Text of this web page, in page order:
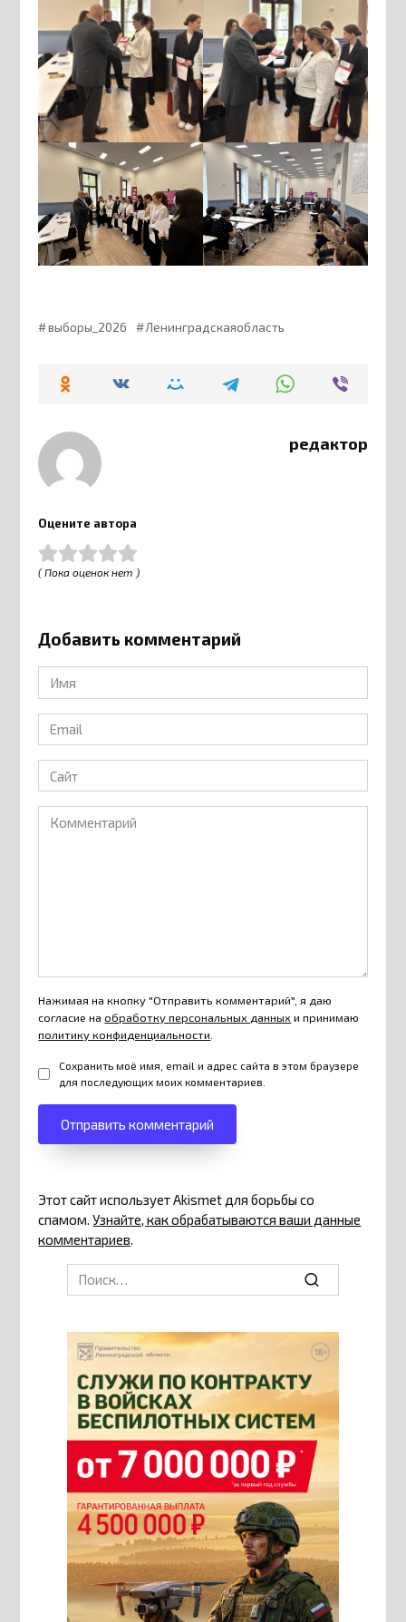
выборы_2026 Ленинградскаяобласть
редактор
Оцените автора
( Пока оценок нет )
Добавить комментарий
Имя
*
Email
*
Сайт
Комментарий
Нажимая на кнопку "Отправить комментарий", я даю
согласие наобработку персональных данныхи принимаю
политику конфиденциальности.
Сохранить моё имя, email и адрес сайта в этом браузере
для последующих моих комментариев.
Этот сайт использует Akismet для борьбы со
спамом.Узнайте, как обрабатываются ваши данные
комментариев
Search
for: